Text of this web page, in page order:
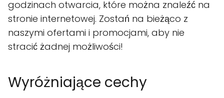
godzinach otwarcia, które można znaleźć na
stronie internetowej. Zostań na bieżąco z
naszymi ofertami i promocjami, aby nie
stracić żadnej możliwości!
Wyróżniające cechy